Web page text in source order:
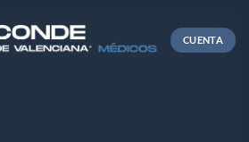
CUENTA